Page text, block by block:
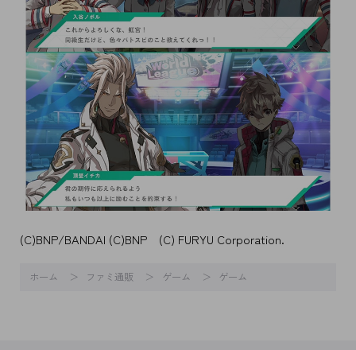
(C)BNP/BANDAI (C)BNP (C) FURYU Corporation.
ホーム ファミ通販 ゲーム ゲーム